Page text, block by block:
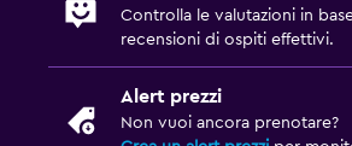
Controlla le valutazioni in
recensioni di ospiti effettivi.
Alert prezzi
Non vuoi ancora prenotare?